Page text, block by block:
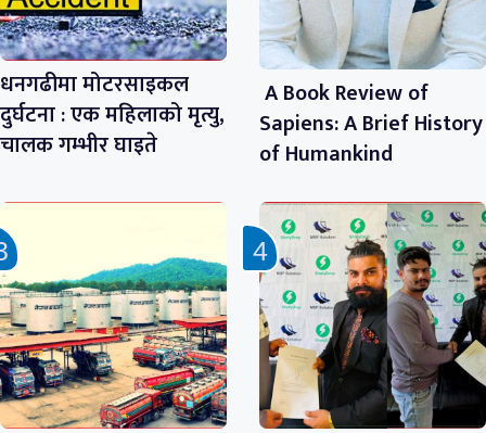
धनगढीमा मोटरसाइकल
दुर्घटना : एक महिलाको मृत्यु,
चालक गम्भीर घाइते
A Book Review of
Sapiens: A Brief History
of Humankind